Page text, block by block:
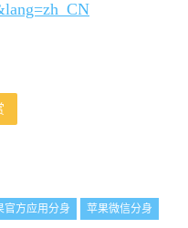
官方应用分身 苹果微信分身